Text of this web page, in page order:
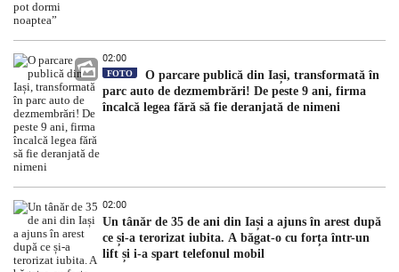
02:00
FOTO
O parcare publică din Iași, transformată în
parc auto de dezmembrări! De peste 9 ani, firma
încalcă legea fără să fie deranjată de nimeni
02:00
Un tânăr de 35 de ani din Iași a ajuns în arest după
ce și-a terorizat iubita. A băgat-o cu forța într-un
lift și i-a spart telefonul mobil